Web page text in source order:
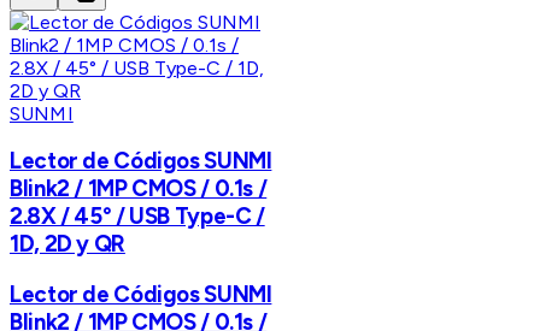
SUNMI
Lector de Códigos SUNMI
Blink2 / 1MP CMOS / 0.1s /
2.8X / 45° / USB Type-C /
1D, 2D y QR
Lector de Códigos SUNMI
Blink2 / 1MP CMOS / 0.1s /